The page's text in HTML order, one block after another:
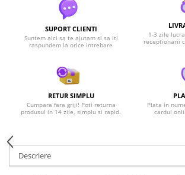
SUPORT CLIENTI
Suntem aici sa te ajutam si sa iti
raspundem la orice intrebare
1-3 zile
receptionarii
RETUR SIMPLU
Cumpara fara griji! Poti returna
produsul in 14 zile, simplu si rapid.
Plata in
cardul
Descriere